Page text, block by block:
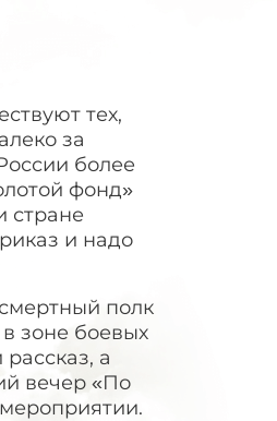
тех,
за
более
фонд»
стране
и надо
полк
зоне боевых
а
вечер «По